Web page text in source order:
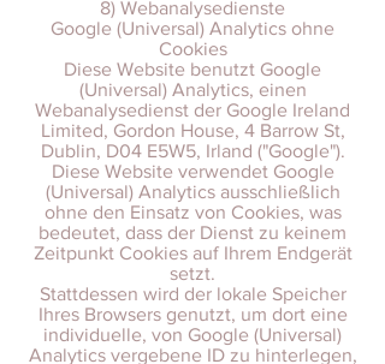
8) Webanalysedienste
Google (Universal) Analytics ohne
Cookies
Diese Website benutzt Google
(Universal) Analytics, einen
Webanalysedienst der Google Ireland
Limited, Gordon House, 4 Barrow St,
Dublin, D04 E5W5, Irland ("Google").
Diese Website verwendet Google
(Universal) Analytics ausschließlich
ohne den Einsatz von Cookies, was
bedeutet, dass der Dienst zu keinem
Zeitpunkt Cookies auf Ihrem Endgerät
setzt.
Stattdessen wird der lokale Speicher
Ihres Browsers genutzt, um dort eine
individuelle, von Google (Universal)
Analytics vergebene ID zu hinterlegen,